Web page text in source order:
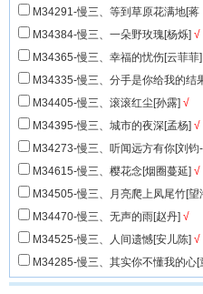
M34291-慢三、等到草原花满地[蒋
婴]
√M34384-慢三、一朵野玫瑰[杨烁] √
M34365-慢三、幸福的忧伤[云菲菲]
M34335-慢三、分手是你给我的结
[雨中百合] √
M34405-慢三、滚滚红尘[孙露] √
M34395-慢三、城市的夜深[孟杨] √
M34273-慢三、听闻远方有你[刘钧-
抖音推荐] √
M34615-慢三、樱花念[烟圈蔓延] √
M34505-慢三、月亮爬上凤尾竹[望
高歌&小琢] √
M34470-慢三、无声的雨[赵丹] √
M34525-慢三、人间遗憾[安儿陈] √
M34285-慢三、其实你不懂我的心[
安格] √